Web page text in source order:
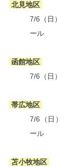
北見地区
7/6（日）
ール
函館地区
7/6（日）
帯広地区
7/6（日）
ール
苫小牧地区